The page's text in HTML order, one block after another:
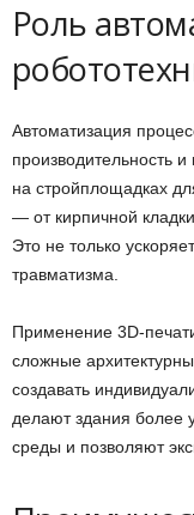
Роль
Автоматизация
производительность
на стройплощадках
— от кирпичной
Это не только
травматизма.
Применение 3D-
сложные
создавать
делают здания более
среды и позволяют